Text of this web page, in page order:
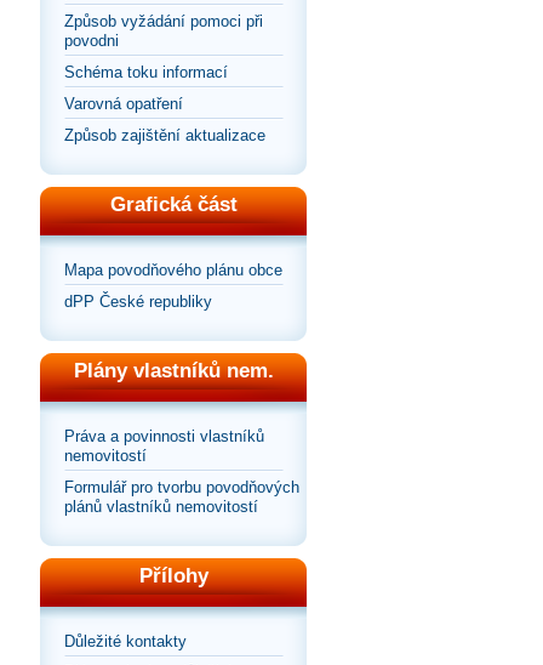
Způsob vyžádání pomoci při
povodni
Schéma toku informací
Varovná opatření
Způsob zajištění aktualizace
Grafická část
Mapa povodňového plánu obce
dPP České republiky
Plány vlastníků nem.
Práva a povinnosti vlastníků
nemovitostí
Formulář pro tvorbu povodňových
plánů vlastníků nemovitostí
Přílohy
Důležité kontakty